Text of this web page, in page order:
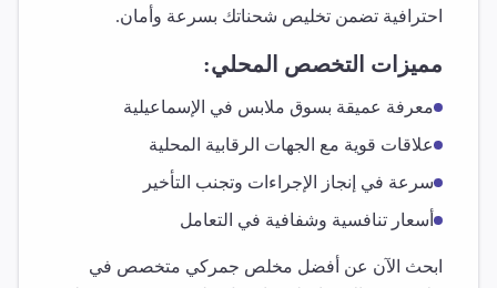
احترافية تضمن تخليص شحناتك بسرعة وأمان.
مميزات التخصص المحلي:
معرفة عميقة بسوق ملابس في الإسماعيلية
علاقات قوية مع الجهات الرقابية المحلية
سرعة في إنجاز الإجراءات وتجنب التأخير
أسعار تنافسية وشفافية في التعامل
ابحث الآن عن أفضل مخلص جمركي متخصص في